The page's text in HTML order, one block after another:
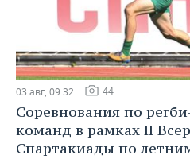
03 авг, 09:32 44
Соревнования по
команд в рамках II
Спартакиады по